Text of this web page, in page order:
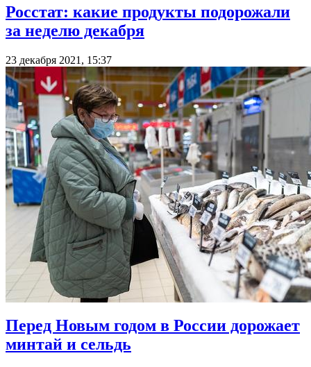
Росстат: какие продукты подорожали
за неделю декабря
23 декабря 2021, 15:37
Перед Новым годом в России дорожает
минтай и сельдь